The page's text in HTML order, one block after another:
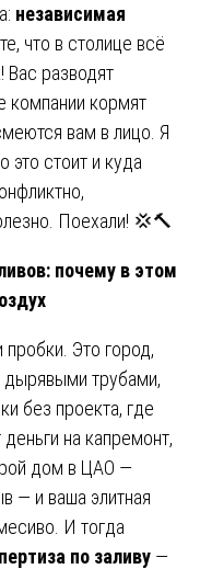
независимая
что в столице всё
Вас разводят
компании кормят
вам в лицо. Я
это стоит и куда
Поехали! 💢🔨
почему в этом
Это город,
трубами,
без проекта, где
на капремонт,
дом в ЦАО —
— и ваша элитная
И тогда
по заливу —